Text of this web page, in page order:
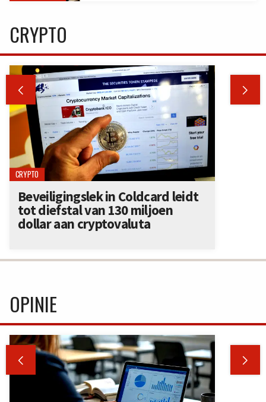
CRYPTO
 
CRYPTO
Beveiligingslek in Coldcard leidt
tot diefstal van 130 miljoen
dollar aan cryptovaluta
OPINIE
 